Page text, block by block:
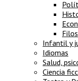
Infantil y
Idiomas
Salud,
Ciencia